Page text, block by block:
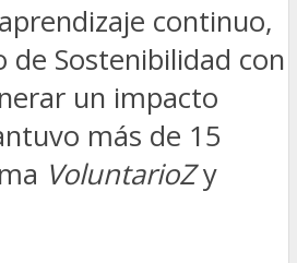
continuo,
Sostenibilidad con
un impacto
más de 15
VoluntarioZy